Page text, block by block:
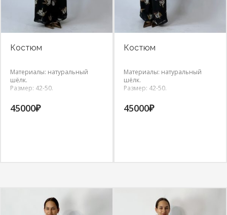
Костюм
Материалы: натуральный
шёлк.
Размер: 42-50.
45000₽
Костюм
Материалы: натуральный
шёлк.
Размер: 42-50.
45000₽